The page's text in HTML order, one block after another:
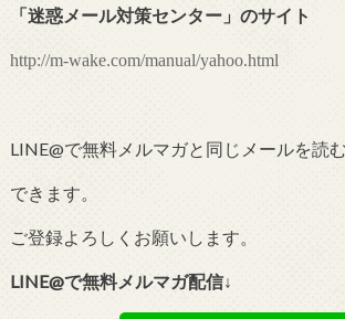
「迷惑メール対策センター」のサイト
http://m-wake.com/manual/yahoo.html
LINE@で無料メルマガと同じメールを読
できます。
ご登録よろしくお願いします。
LINE@で無料メルマガ配信↓